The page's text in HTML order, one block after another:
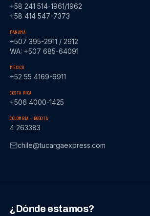
+58 241 514-1961/1962
+58 414 547-7373
PANAMÁ
+507 395-2911 / 2912
WA: +507 685-64091
MÉXICO
+52 55 4169-6911
COSTA RICA
+506 4000-1425
COLOMBIA – BOGOTÁ
4 263383
chile@tucargaexpress.com
¿Dónde estamos?